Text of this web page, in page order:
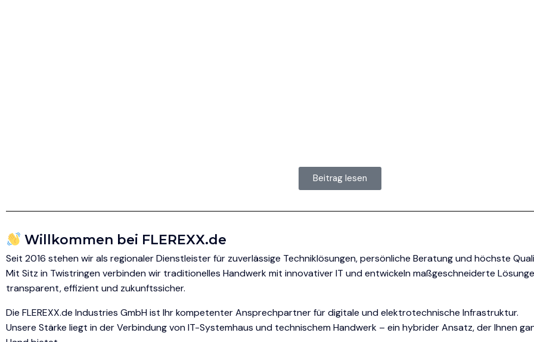
Beitrag lesen
Willkommen bei FLEREXX.de
Seit 2016 stehen wir als regionaler Dienstleister für zuverlässige Techniklösungen, persönliche Beratung und höchste
Mit Sitz in Twistringen verbinden wir traditionelles Handwerk mit innovativer IT und entwickeln maßgeschneiderte
transparent, effizient und zukunftssicher.
Die FLEREXX.de Industries GmbH ist Ihr kompetenter Ansprechpartner für digitale und elektrotechnische Infrastruktur.
Unsere Stärke liegt in der Verbindung von IT-Systemhaus und technischem Handwerk – ein hybrider Ansatz, der Ihnen